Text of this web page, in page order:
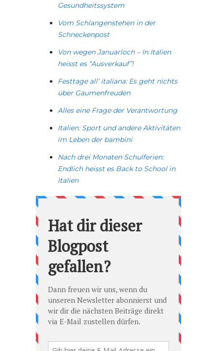
Gesundheitssystem
Vom Schlangenstehen in der
Schneckenpost
Von wegen Januarloch – In Italien
heisst es “Ausverkauf”!
Festtage all’ italiana: Es geht nichts
über Gaumenfreuden
Alles eine Frage der Verantwortung
Italien: Sport und andere Aktivitäten
im Leben der bambini
Nach drei Monaten Schulferien:
Endlich heisst es Back to School in
Italien